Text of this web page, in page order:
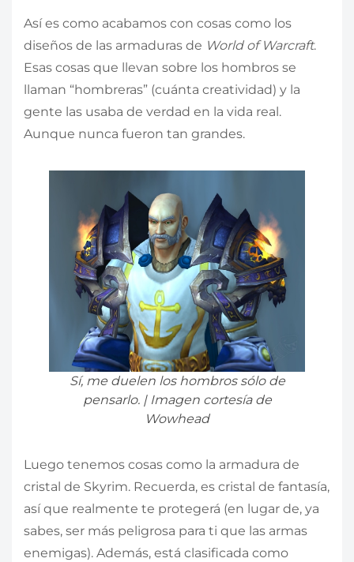
Así es como acabamos con cosas como los
diseños de las armaduras de World of Warcraft.
Esas cosas que llevan sobre los hombros se
llaman “hombreras” (cuánta creatividad) y la
gente las usaba de verdad en la vida real.
Aunque nunca fueron tan grandes.
Sí, me duelen los hombros sólo de
pensarlo. | Imagen cortesía de
Wowhead
Luego tenemos cosas como la armadura de
cristal de Skyrim. Recuerda, es cristal de fantasía,
así que realmente te protegerá (en lugar de, ya
sabes, ser más peligrosa para ti que las armas
enemigas). Además, está clasificada como